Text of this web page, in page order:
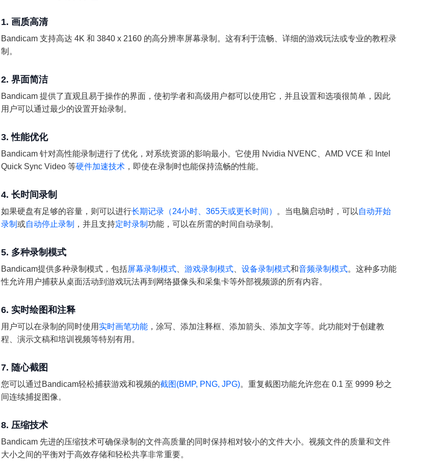
1. 画质高清
Bandicam 支持高达 4K 和 3840 x 2160 的高分辨率屏幕录制。这有利于流畅、详细的游戏玩法或专业的教程录
制。
2. 界面简洁
Bandicam 提供了直观且易于操作的界面，使初学者和高级用户都可以使用它，并且设置和选项很简单，因此
用户可以通过最少的设置开始录制。
3. 性能优化
Bandicam 针对高性能录制进行了优化，对系统资源的影响最小。它使用 Nvidia NVENC、AMD VCE 和 Intel
Quick Sync Video 等硬件加速技术，即使在录制时也能保持流畅的性能。
4. 长时间录制
如果硬盘有足够的容量，则可以进行长期记录（24小时、365天或更长时间） 。当电脑启动时，可以 自动开始
录制 或自动停止录制 ，并且支持定时录制 功能，可以在所需的时间自动录制。
5. 多种录制模式
Bandicam提供多种录制模式，包括屏幕录制模式、 游戏录制模式、 设备录制模式和音频录制模式。这种多功能
性允许用户捕获从桌面活动到游戏玩法再到网络摄像头和采集卡等外部视频源的所有内容。
6. 实时绘图和注释
用户可以在录制的同时使用 实时画笔功能，涂写、添加注释框、添加箭头、添加文字等。此功能对于创建教
程、演示文稿和培训视频等特别有用。
7. 随心截图
您可以通过Bandicam轻松捕获游戏和视频的截图(BMP, PNG, JPG)。重复截图功能允许您在 0.1 至 9999 秒之
间连续捕捉图像。
8. 压缩技术
Bandicam 先进的压缩技术可确保录制的文件高质量的同时保持相对较小的文件大小。视频文件的质量和文件
大小之间的平衡对于高效存储和轻松共享非常重要。